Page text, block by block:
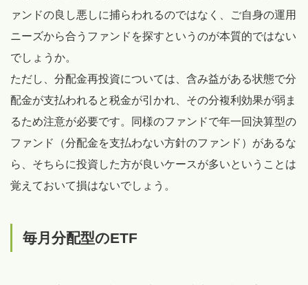
ァンドの良し悪しに捕らわれるのではなく、ご自身の運用
ニーズから合うファンドを探すというのが本質的ではない
でしょうか。
ただし、分配金再投資については、含み益がある状態で分
配金が支払われると税金が引かれ、その分複利効果が弱ま
るため注意が必要です。同様のファンドで年一回決算型の
ファンド（分配金を支払わない方針のファンド）があるな
ら、そちらに投資した方が良いケースが多いということは
覚えておいて損はないでしょう。
毎月分配型のETF